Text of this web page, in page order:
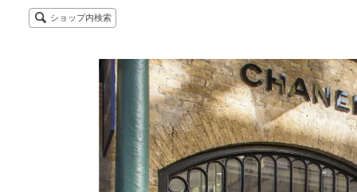
ショップ内検索